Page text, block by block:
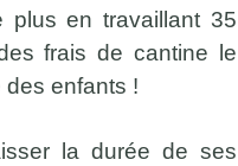
plus en travaillant 35
frais de cantine le
des enfants !
la durée de ses